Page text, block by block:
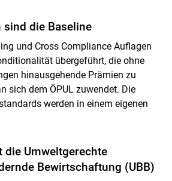
die Baseline
und Cross Compliance Auflagen
übergeführt, die ohne
hinausgehende Prämien zu
sich dem ÖPUL zuwendet. Die
werden in einem eigenen
die Umweltgerechte
Bewirtschaftung (UBB)